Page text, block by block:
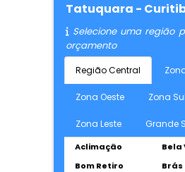
Tatuquara -
Selecione uma região
orçamento
Região Central
Zona Oeste Zona Sul
Zona Leste Grande
Aclimação
Bela
Bom Retiro
Brás